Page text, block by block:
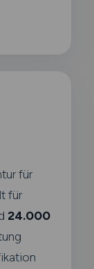
für
für
24.000